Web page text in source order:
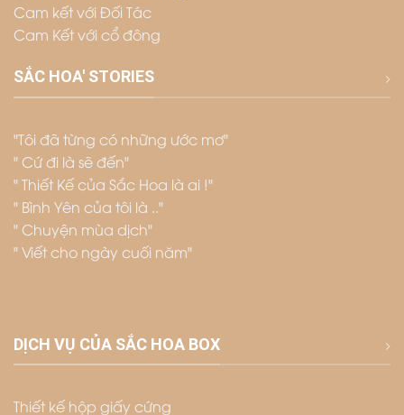
Cam kết với Đối Tác
Cam Kết với cổ đông
SẮC HOA' STORIES
"Tôi đã từng có những ước mơ"
" Cứ đi là sẽ đến"
" Thiết Kế của Sắc Hoa là ai !"
" Bình Yên của tôi là .."
" Chuyện mùa dịch"
" Viết cho ngày cuối năm"
DỊCH VỤ CỦA SẮC HOA BOX
Thiết kế hộp giấy cứng